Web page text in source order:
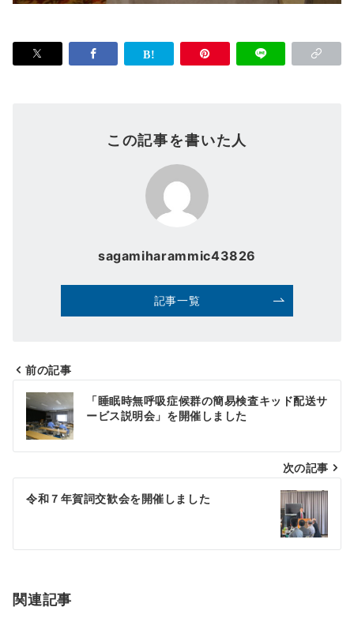
この記事を書いた人
sagamiharammic43826
記事一覧
投
稿
ナ
ビ
ゲ
シ
ン
前の記事
「睡眠時無呼吸症候群の簡易検査キッド配送サ
ービス説明会」を開催しました
次の記事
令和７年賀詞交歓会を開催しました
関連記事